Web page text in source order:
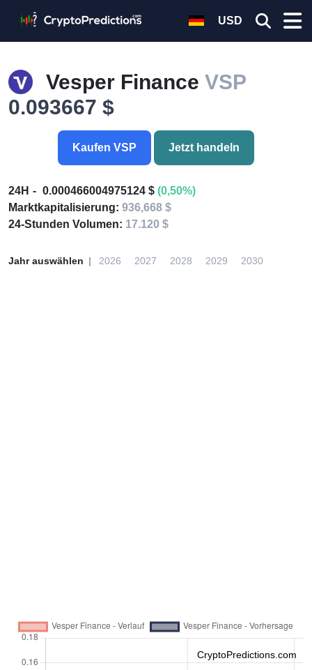
USD
Vesper Finance VSP
0.093667 $
Kaufen VSP Jetzt handeln
24H 0.000466004975124 $ (0,50%)
Marktkapitalisierung: 936,668 $
24-Stunden Volumen: 17.120 $
Jahr auswählen 2026 2027 2028 2029 2030
CryptoPredictions.com